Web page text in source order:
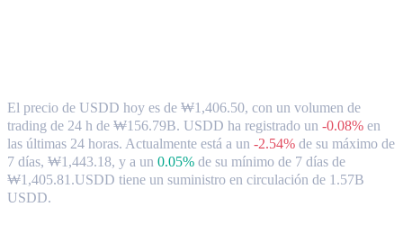
El precio de USDD hoy es de ₩1,406.50, con un volumen de
trading de 24 h de ₩156.79B. USDD ha registrado un -0.08% en
las últimas 24 horas. Actualmente está a un -2.54% de su máximo de
7 días, ₩1,443.18, y a un 0.05% de su mínimo de 7 días de
₩1,405.81.USDD tiene un suministro en circulación de 1.57B
USDD.